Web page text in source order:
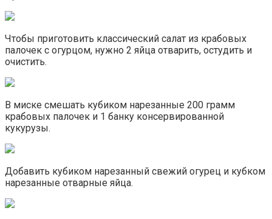
Чтобы приготовить классический салат из крабовых
палочек с огурцом, нужно 2 яйца отварить, остудить и
очистить.
В миске смешать кубиком нарезанные 200 грамм
крабовых палочек и 1 банку консервированной
кукурузы.
Добавить кубиком нарезанный свежий огурец и кубком
нарезанные отварные яйца.